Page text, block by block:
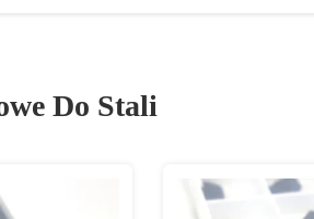
Do Stali